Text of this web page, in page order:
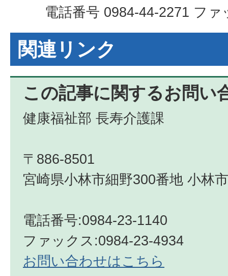
電話番号 0984-44-2271 フ
関連リンク
この記事に関するお問い
健康福祉部 長寿介護課
〒886-8501
宮崎県小林市細野300番地 小林
電話番号:0984-23-1140
ファックス:0984-23-4934
お問い合わせはこちら